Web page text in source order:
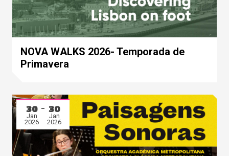
NOVA WALKS 2026- Temporada de
Primavera
30
Jan
2026
30
Jan
2026